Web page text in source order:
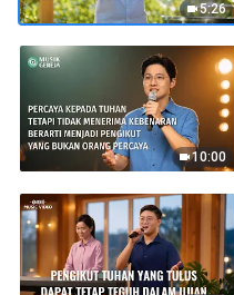
5:26
10:00